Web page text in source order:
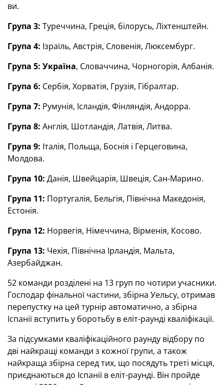
ви.
Група 3: Туреччина, Греція, білорусь, Ліхтенштейн.
Група 4: Ізраїль, Австрія, Словенія, Люксембург.
Група 5: Україна, Словаччина, Чорногорія, Албанія.
Група 6: Сербія, Хорватія, Грузія, Гібралтар.
Група 7: Румунія, Ісландія, Фінляндія, Андорра.
Група 8: Англія, Шотландія, Латвія, Литва.
Група 9: Італія, Польща, Боснія і Герцеговина,
Молдова.
Група 10: Данія, Швейцарія, Швеція, Сан-Марино.
Група 11: Португалія, Бельгія, Північна Македонія,
Естонія.
Група 12: Норвегія, Німеччина, Вірменія, Косово.
Група 13: Чехія, Північна Ірландія, Мальта,
Азербайджан.
52 команди розділені на 13 груп по чотири учасники.
Господар фінальної частини, збірна Уельсу, отримав
перепустку на цей турнір автоматично, а збірна
Іспанії вступить у боротьбу в еліт-раунді кваліфікації.
За підсумками кваліфікаційного раунду відбору по
дві найкращі команди з кожної групи, а також
найкраща збірна серед тих, що посядуть треті місця,
приєднаються до Іспанії в еліт-раунді. Він пройде